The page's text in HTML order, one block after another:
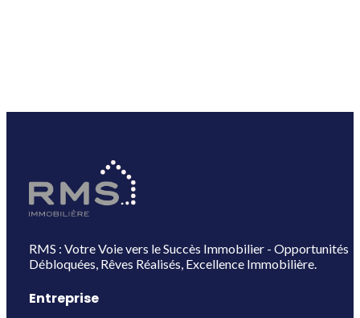
RMS : Votre Voie vers le Succès Immobilier - Opportunités
Débloquées, Rêves Réalisés, Excellence Immobilière.
Entreprise